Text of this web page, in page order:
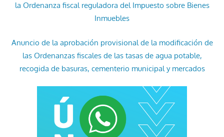
la Ordenanza fiscal reguladora del Impuesto sobre Bienes
Inmuebles
Anuncio de la aprobación provisional de la modificación de
las Ordenanzas fiscales de las tasas de agua potable,
recogida de basuras, cementerio municipal y mercados